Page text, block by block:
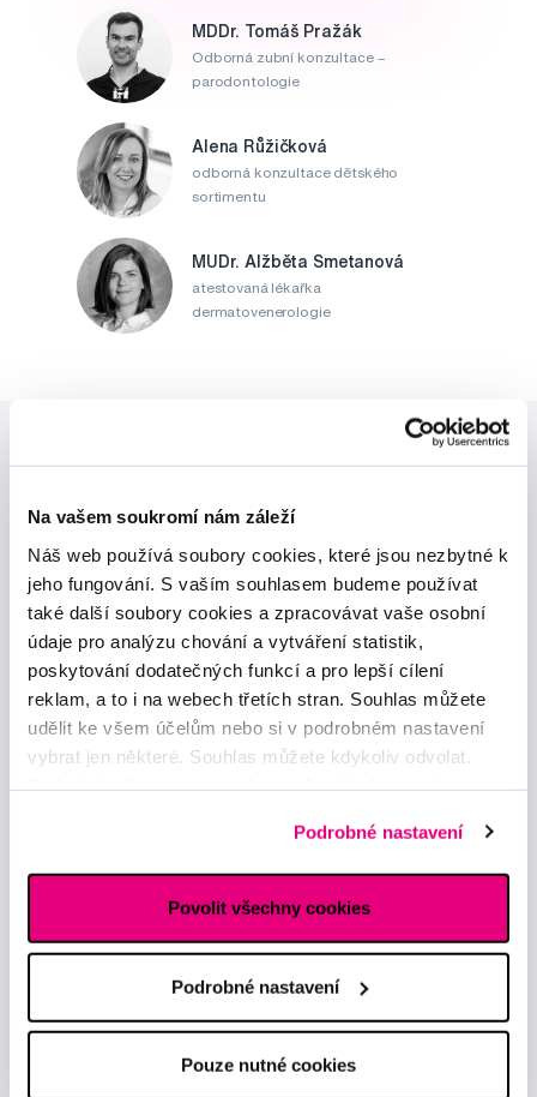
Na vašem soukromí nám záleží
Náš web používá soubory cookies, které jsou nezbytné k
jeho fungování. S vaším souhlasem budeme používat
také další soubory cookies a zpracovávat vaše osobní
údaje pro analýzu chování a vytváření statistik,
poskytování dodatečných funkcí a pro lepší cílení
reklam, a to i na webech třetích stran. Souhlas můžete
udělit ke všem účelům nebo si v podrobném nastavení
vybrat jen některé. Souhlas můžete kdykoliv odvolat.
Podrobné nastavení
Povolit všechny cookies
Podrobné nastavení
Pouze nutné cookies
MDDr. Tomáš Pražák
Odborná zubní konzultace –
parodontologie
Alena Růžičková
odborná konzultace dětského
sortimentu
MUDr. Alžběta Smetanová
atestovaná lékařka
dermatovenerologie
Novinky a nabídky
Chci dostávat informace o novinkách a akčních nabídkách
a souhlasím sezpracováním osobních údajů pro tyto účely.